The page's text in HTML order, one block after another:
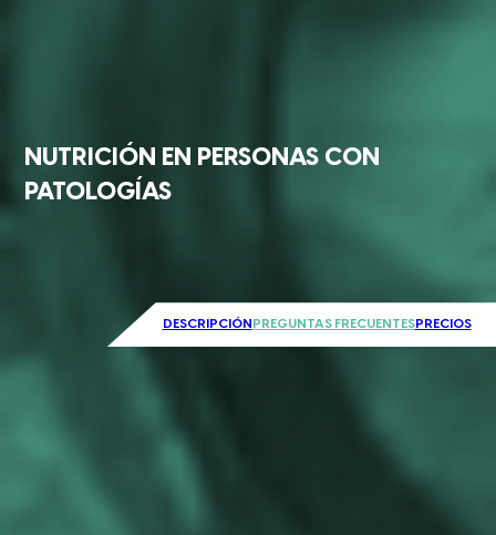
NUTRICIÓN EN PERSONAS CON
PATOLOGÍAS
DESCRIPCIÓN PREGUNTAS FRECUENTESPRECIOS